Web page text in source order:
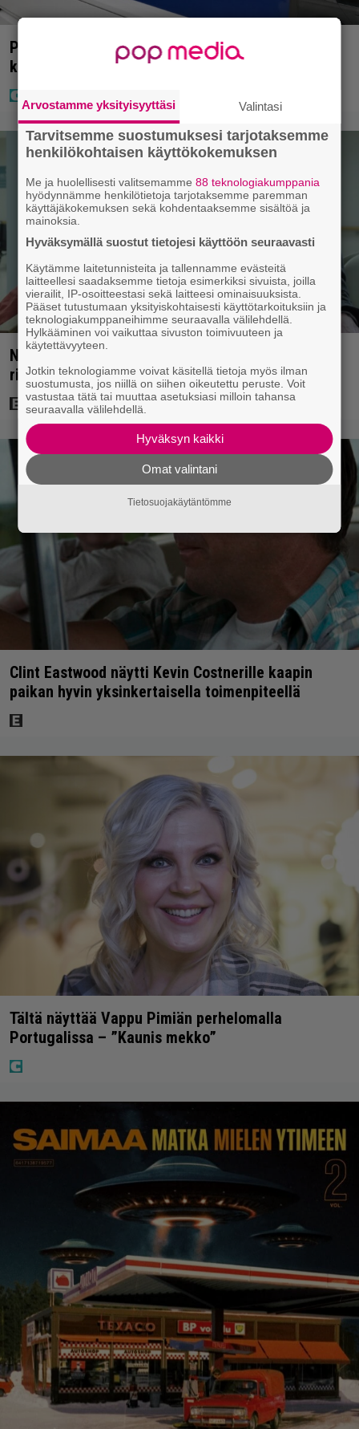
Poliisilla tehovalvonta – tästä kysymys ja näin
kauan kestää
Nyt Netflixissä: Yksi viime vuosien parhaista
rikossarjoista – IMDB-arvio 8,8
Clint Eastwood näytti Kevin Costnerille kaapin
paikan hyvin yksinkertaisella toimenpiteellä
Tältä näyttää Vappu Pimiän perhelomalla
Portugalissa – ”Kaunis mekko”
Arvostamme yksityisyyttäsi Valintasi
Tarvitsemme suostumuksesi tarjotaksemme
henkilökohtaisen käyttökokemuksen
Me ja huolellisesti valitsemamme88 teknologiakumppania
hyödynnämme henkilötietoja tarjotaksemme paremman
käyttäjäkokemuksen sekä kohdentaaksemme sisältöä ja
mainoksia.
Hyväksymällä suostut tietojesi käyttöön seuraavasti
Käytämme laitetunnisteita ja tallennamme evästeitä
laitteellesi saadaksemme tietoja esimerkiksi sivuista, joilla
vierailit, IP-osoitteestasi sekä laitteesi ominaisuuksista.
Pääset tutustumaan yksityiskohtaisesti käyttötarkoituksiin ja
teknologiakumppaneihimme seuraavalla välilehdellä.
Hylkääminen voi vaikuttaa sivuston toimivuuteen ja
käytettävyyteen.
Jotkin teknologiamme voivat käsitellä tietoja myös ilman
suostumusta, jos niillä on siihen oikeutettu peruste. Voit
vastustaa tätä tai muuttaa asetuksiasi milloin tahansa
seuraavalla välilehdellä.
Hyväksyn kaikki
Omat valintani
Tietosuojakäytäntömme